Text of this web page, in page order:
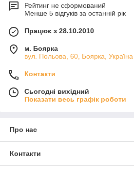
брендувати — наносити логотип або
фірмовим стилем.
🚚 Доставка доступна по всій Україні —
Дніпро, Одеса та інші міста. Ви
через Нову Пошту
самовивозомзі складу. Ми
Коробки типу КД
універсальність у кожній деталі.
Рейтинг не сформований
Менше 5 відгуків за останній рік
Працює з 28.10.2010
м. Боярка
вул. Польова, 60, Боярка, Україна
Контакти
Сьогодні вихідний
Показати весь графік роботи
Про нас
Контакти